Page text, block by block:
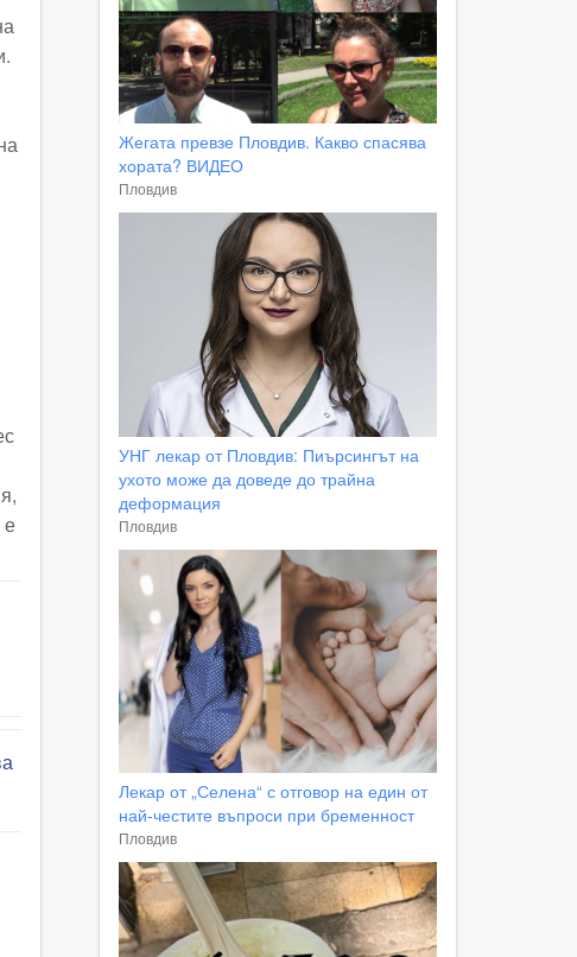
е
Жегата превзе Пловдив. Какво спасява
хората? ВИДЕО
Пловдив
УНГ лекар от Пловдив: Пиърсингът на
ухото може да доведе до трайна
деформация
Пловдив
Лекар от „Селена“ с отговор на един от
най-честите въпроси при бременност
Пловдив